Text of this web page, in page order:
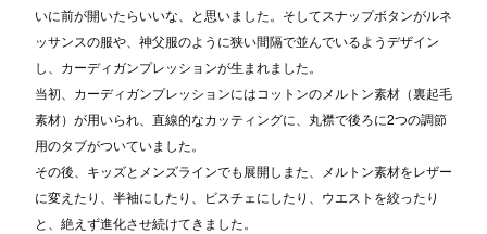
いに前が開いたらいいな、と思いました。そしてスナップボタンがルネ
ッサンスの服や、神父服のように狭い間隔で並んでいるようデザイン
し、カーディガンプレッションが生まれました。
当初、カーディガンプレッションにはコットンのメルトン素材（裏起毛
素材）が用いられ、直線的なカッティングに、丸襟で後ろに2つの調節
用のタブがついていました。
その後、キッズとメンズラインでも展開しまた、メルトン素材をレザー
に変えたり、半袖にしたり、ビスチェにしたり、ウエストを絞ったり
と、絶えず進化させ続けてきました。